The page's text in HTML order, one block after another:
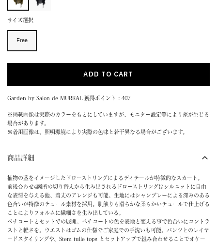
サイズ選択
Free
ADD TO CART
Garden by Salon de MURRAL 獲得ポイント : 407
※掲載画像は実際のカラーをもとにしていますが、モニター設定等により差が生じる
場合があります。
※着用画像は、照明環境により実際の色味と若干異なる場合がございます。
商品詳細
植物の茎をイメージしたドローストリングによるディテールが特徴的なスカート。
前後合わせ4箇所の切り替えから生み出されるドローストリングはシルエットに自由
な表情を与える他、着丈のアレンジも可能。生地にはシャンブレーによる深みのある
色合いが特徴のチュール素材を採用。肌触りも滑らかな柔らかいチュールで仕上げる
ことによりフォルムに繊細さを生み出している。
ペチコートとセットでの展開。ペチコートの色を表地と変える事で色合いにコントラ
ストと軽さを。ウエストはゴムの仕様でご家庭での手洗いも可能。パンツとのレイヤ
ードスタイリングや、Stem tulle tops とセットアップで組み合わせることでオケー